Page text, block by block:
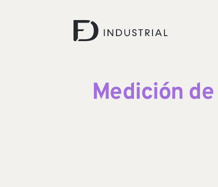
Medición